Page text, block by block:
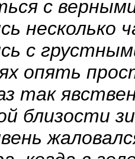
с
несколько
с
опять
так
близости